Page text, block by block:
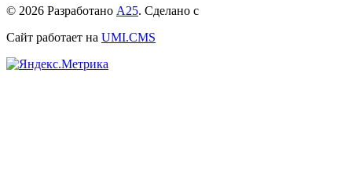
© 2026 Разработано А25. Сделано с
Сайт работает на UMI.CMS